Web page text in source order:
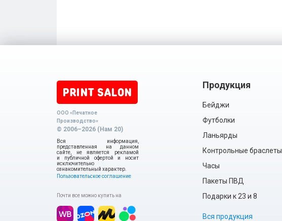
ООО «Печатное
Производство»
© 2006–2026 (Нам 20)
Вся информация,
представленная на данном
сайте, не является рекламой
и публичной офертой и носит
исключительно
ознакомительный характер.
Пользовательское соглашение
Почти все можно купить на
Продукция
Бейджи
Футболки
Ланьярды
Контрольные браслеты
Часы
Пакеты ПВД
Подарки к 23 и 8
Вся продукция